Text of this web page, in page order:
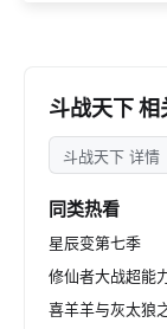
斗战天下 相
斗战天下 详情
同类热看
星辰变第七季
修仙者大战超能
喜羊羊与灰太狼